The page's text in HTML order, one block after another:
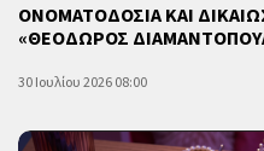
ΟΝΟΜΑΤΟΔΟΣΙΑ ΚΑΙ
«ΘΕΟΔΩΡΟΣ
30 Ιουλίου 2026 08:00